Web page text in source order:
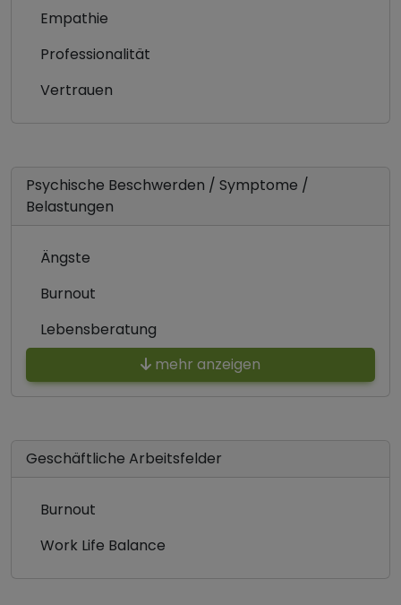
Empathie
Professionalität
Vertrauen
Psychische Beschwerden / Symptome /
Belastungen
Ängste
Burnout
Lebensberatung
mehr anzeigen
Geschäftliche Arbeitsfelder
Burnout
Work Life Balance